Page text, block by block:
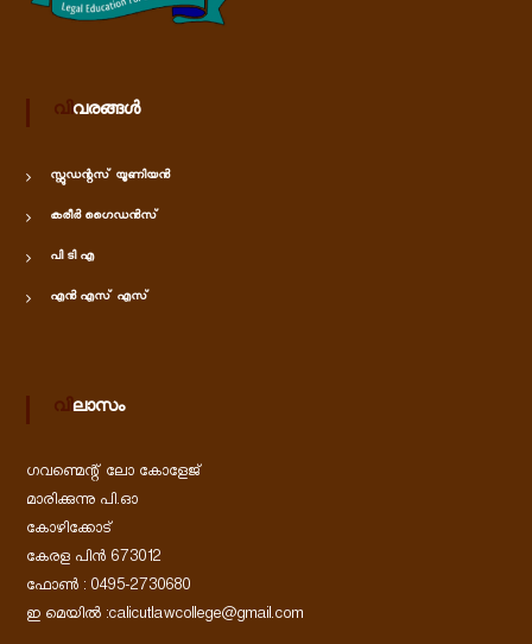
വിവരങ്ങൾ
സ്റ്റുഡന്റസ് യൂണിയൻ
കരീർ ഗൈഡൻസ്
പി ടി എ
എൻ എസ് എസ്
വിലാസം
ഗവണ്മെന്റ് ലോ കോളേജ്
മാരിക്കുന്നു പി.ഓ
കോഴിക്കോട്
കേരള പിൻ 673012
ഫോൺ : 0495-2730680
ഇ മെയിൽ :calicutlawcollege@gmail.com